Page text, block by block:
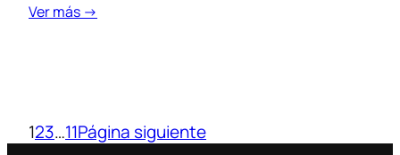
Ver más →
123…11Página siguiente